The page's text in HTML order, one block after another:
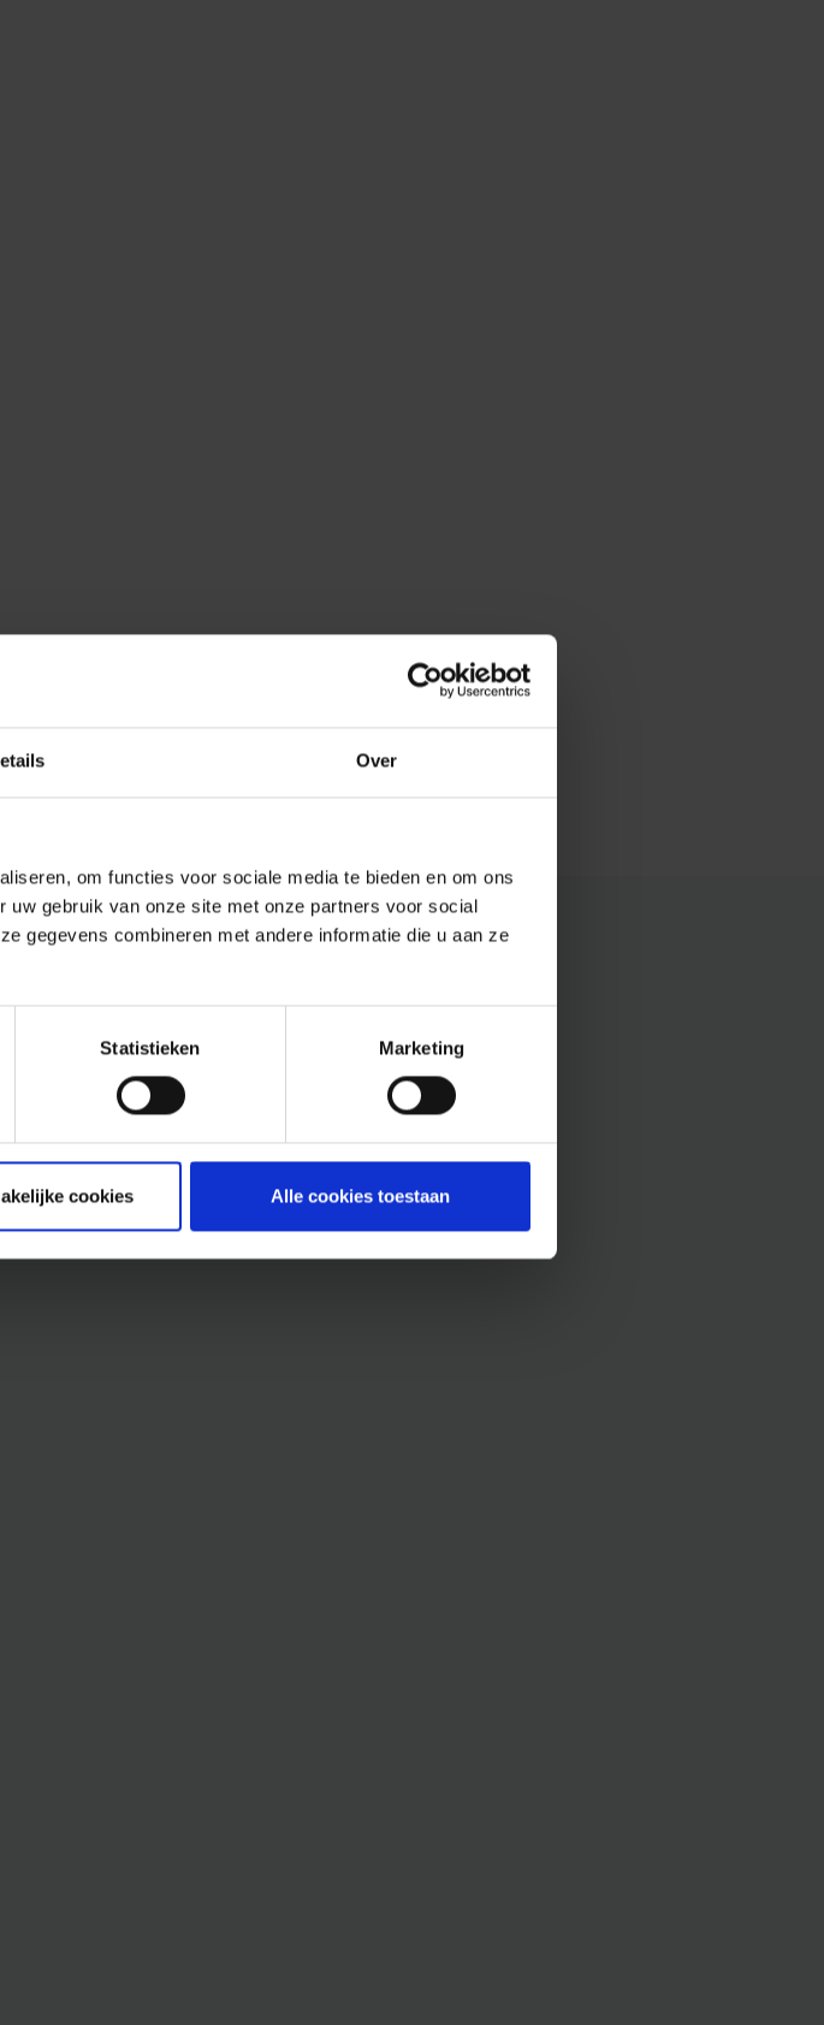
Over
om functies voor sociale media te bieden en om ons
uw gebruik van onze site met onze partners voor social
gegevens combineren met andere informatie die u aan ze
Statistieken Marketing
cookies Alle cookies toestaan